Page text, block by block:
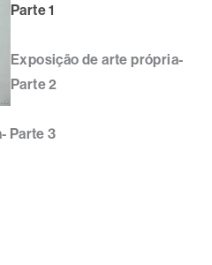
Parte 1
Exposição de arte própria-
Parte 2
Parte 3